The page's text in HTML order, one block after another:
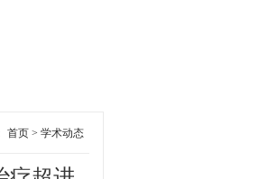
首页 > 学术动态